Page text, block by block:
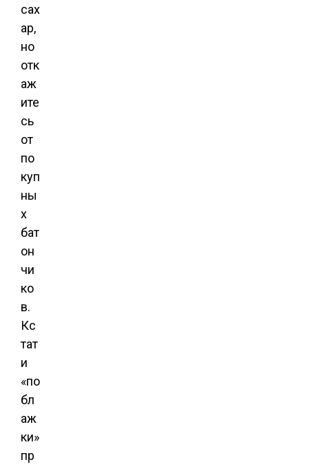
сах
ар,
но
отк
аж
ите
сь
от
по
куп
ны
х
бат
он
чи
ко
в.
Кс
тат
и
«по
бл
аж
ки»
пр